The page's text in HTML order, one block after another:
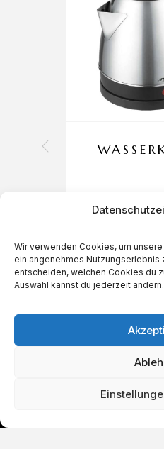
Wir verwenden Cookies, um
ein angenehmes Nutzungserlebnis
entscheiden, welchen Cookies du
Auswahl kannst du jederzeit ändern.
€